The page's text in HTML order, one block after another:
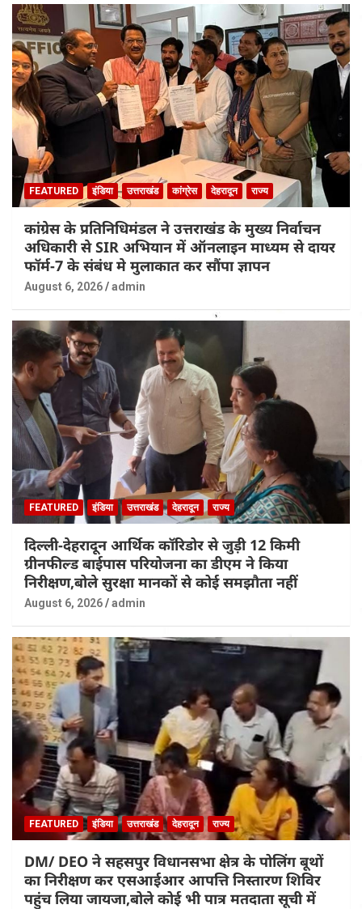
FEATURED इंडिया उत्तराखंड कांग्रेस देहरादून राज्य
कांग्रेस के प्रतिनिधिमंडल ने उत्तराखंड के मुख्य निर्वाचन
अधिकारी से SIR अभियान में ऑनलाइन माध्यम से दायर
फॉर्म-7 के संबंध मे मुलाकात कर सौंपा ज्ञापन
August 6, 2026 admin
FEATURED इंडिया उत्तराखंड देहरादून राज्य
दिल्ली-देहरादून आर्थिक कॉरिडोर से जुड़ी 12 किमी
ग्रीनफील्ड बाईपास परियोजना का डीएम ने किया
निरीक्षण,बोले सुरक्षा मानकों से कोई समझौता नहीं
August 6, 2026 admin
FEATURED इंडिया उत्तराखंड देहरादून राज्य
DM/ DEO ने सहसपुर विधानसभा क्षेत्र के पोलिंग बूथों
का निरीक्षण कर एसआईआर आपत्ति निस्तारण शिविर
पहुंच लिया जायजा,बोले कोई भी पात्र मतदाता सूची में